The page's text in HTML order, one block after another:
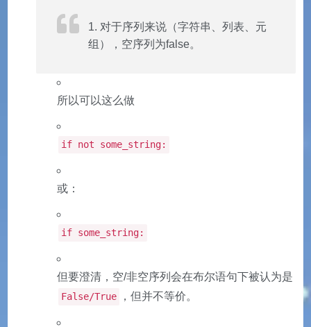
对于序列来说（字符串、列表、元
组），空序列为false。
所以可以这么做
if not some_string:
或：
if some_string:
但要澄清，空/非空序列会在布尔语句下被认为是
False/True ，但并不等价。